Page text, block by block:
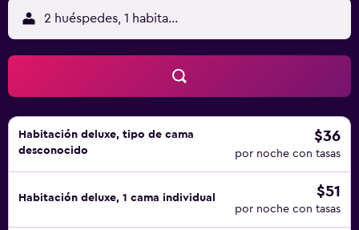
2 huéspedes, 1 habitación
Habitación deluxe, tipo de cama
desconocido
$36
por noche con tasas
Habitación deluxe, 1 cama individual $51
por noche con tasas